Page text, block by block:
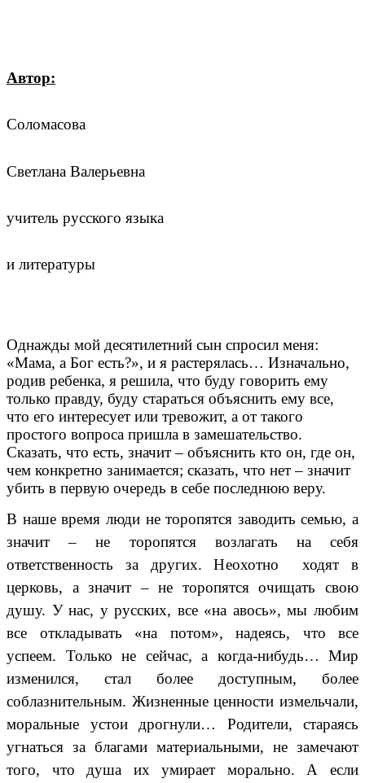
Автор:
Соломасова
Светлана Валерьевна
учитель русского языка
и литературы
Однажды мой десятилетний сын спросил меня:
«Мама, а Бог есть?», и я растерялась… Изначально,
родив ребенка, я решила, что буду говорить ему
только правду, буду стараться объяснить ему все,
что его интересует или тревожит, а от такого
простого вопроса пришла в замешательство.
Сказать, что есть, значит – объяснить кто он, где он,
чем конкретно занимается; сказать, что нет – значит
убить в первую очередь в себе последнюю веру.
В наше время люди не торопятся заводить семью, а
значит – не торопятся возлагать на себя
ответственность за других. Неохотно ходят в
церковь, а значит – не торопятся очищать свою
душу. У нас, у русских, все «на авось», мы любим
все откладывать «на потом», надеясь, что все
успеем. Только не сейчас, а когда-нибудь… Мир
изменился, стал более доступным, более
соблазнительным. Жизненные ценности измельчали,
моральные устои дрогнули… Родители, стараясь
угнаться за благами материальными, не замечают
того, что душа их умирает морально. А если